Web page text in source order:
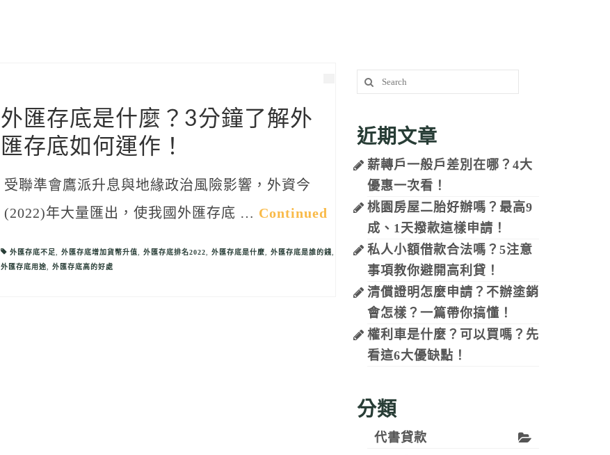
外匯存底是什麼？3分鐘了解外
匯存底如何運作！
受聯準會鷹派升息與地緣政治風險影響，外資今
(2022)年大量匯出，使我國外匯存底 … Continued
外匯存底不足, 外匯存底增加貨幣升值, 外匯存底排名2022, 外匯存底是什麼, 外匯存底是誰的錢,
外匯存底用途, 外匯存底高的好處
Search
for:
近期文章
薪轉戶一般戶差別在哪？4大
優惠一次看！
桃園房屋二胎好辦嗎？最高9
成、1天撥款這樣申請！
私人小額借款合法嗎？5注意
事項教你避開高利貸！
清償證明怎麼申請？不辦塗銷
會怎樣？一篇帶你搞懂！
權利車是什麼？可以買嗎？先
看這6大優缺點！
分類
代書貸款